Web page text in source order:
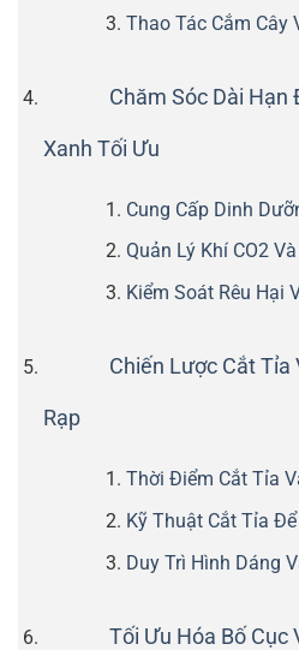
Thao Tác Cắm Cây
Chăm Sóc Dài
Xanh Tối Ưu
Cung Cấp Dinh
Quản Lý Khí CO2
Kiểm Soát Rêu Hại
Chiến Lược Cắt Tỉa
Rạp
Thời Điểm Cắt Tỉa
Kỹ Thuật Cắt Tỉa
Duy Trì Hình Dáng
Tối Ưu Hóa Bố Cục